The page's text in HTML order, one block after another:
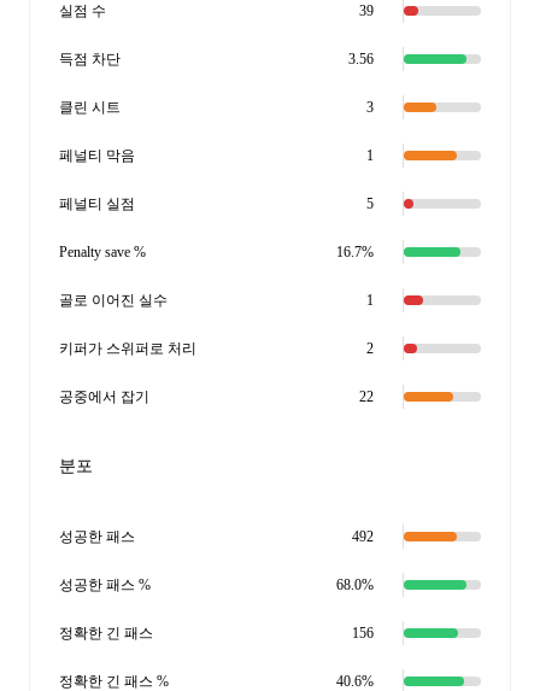
실점 수 39
득점 차단 3.56
클린 시트 3
페널티 막음 1
페널티 실점 5
Penalty save % 16.7%
골로 이어진 실수 1
키퍼가 스위퍼로 처리 2
공중에서 잡기 22
분포
성공한 패스 492
성공한 패스 % 68.0%
정확한 긴 패스 156
정확한 긴 패스 % 40.6%